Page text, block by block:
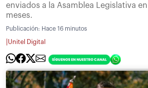
enviados a la Asamblea Legislativa
meses.
Publicación: Hace 16 minutos
Unitel Digital